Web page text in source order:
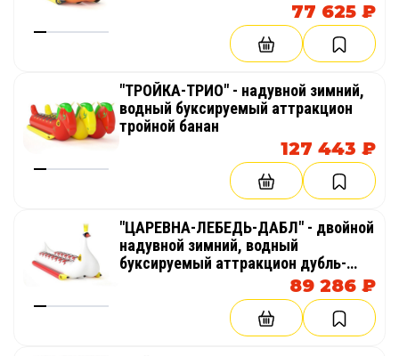
77 625 ₽
"ТРОЙКА-ТРИО" - надувной зимний,
водный буксируемый аттракцион
тройной банан
127 443 ₽
"ЦАРЕВНА-ЛЕБЕДЬ-ДАБЛ" - двойной
надувной зимний, водный
буксируемый аттракцион дубль-
89 286 ₽